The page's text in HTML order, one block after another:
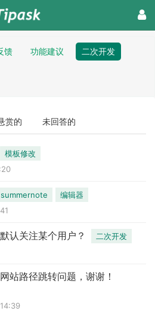
馈 功能建议 二次开发
赏的 未回答的
模板修改
summernote
编辑器
认关注某个用户？
二次开发
站路径跳转问题，谢谢！